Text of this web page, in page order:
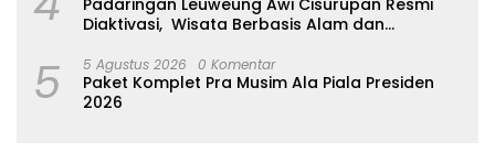
Padaringan Leuweung Awi Cisurupan Resmi
Diaktivasi, Wisata Berbasis Alam dan
5 5 Agustus 2026 0 Komentar
Paket Komplet Pra Musim Ala Piala Presiden
2026